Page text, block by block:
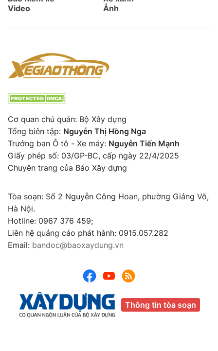
Video
Ảnh
Cơ quan chủ quản: Bộ Xây dựng
Tổng biên tập: Nguyễn Thị Hồng Nga
Trưởng ban Ô tô - Xe máy: Nguyễn Tiến Mạnh
Giấy phép số: 03/GP-BC, cấp ngày 22/4/2025
Chuyên trang của Báo Xây dựng
Tòa soạn: Số 2 Nguyễn Công Hoan, phường Giảng Võ,
Hà Nội.
Hotline: 0967 376 459;
Liên hệ quảng cáo phát hành: 0915.057.282
Email: bandoc@baoxaydung.vn
Thông tin tòa soạn